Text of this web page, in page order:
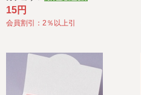
15円
会員割引：2％以上引